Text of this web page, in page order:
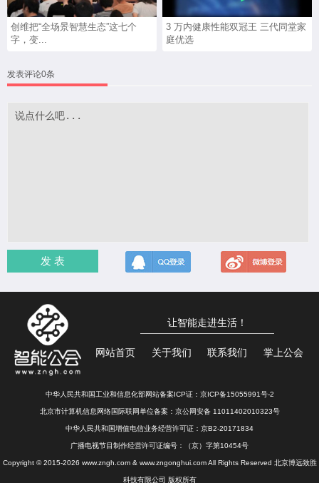
创维把“全场景智慧生态”这七个
字，变...
3 万内健康性能双冠王 三代同堂家
庭优选
发表评论0条
发 表
让智能走进生活！
网站首页 关于我们 联系我们 掌上公会
中华人民共和国工业和信息化部网站备案ICP证： 京ICP备15055991号-2
北京市计算机信息网络国际联网单位备案： 京公网安备 11011402010323号
中华人民共和国增值电信业务经营许可证：京B2-20171834
广播电视节目制作经营许可证编号：（京）字第10454号
Copyright © 2015-2026 www.zngh.com & www.zngonghui.com All Rights Reserved 北京博远致胜
科技有限公司 版权所有